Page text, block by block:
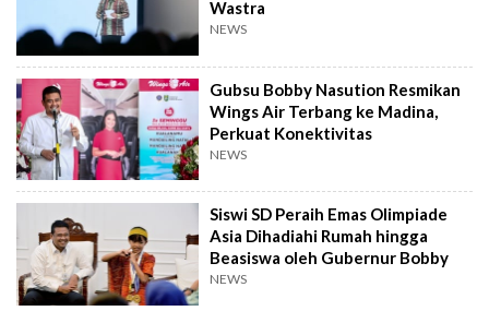
Wastra
NEWS
Gubsu Bobby Nasution Resmikan
Wings Air Terbang ke Madina,
Perkuat Konektivitas
NEWS
Siswi SD Peraih Emas Olimpiade
Asia Dihadiahi Rumah hingga
Beasiswa oleh Gubernur Bobby
NEWS